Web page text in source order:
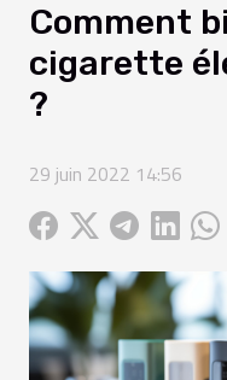
Comment
cigarette
?
29 juin 2022 14:56